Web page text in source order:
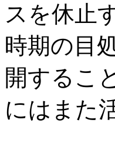
スを休止
時期の目
開するこ
にはまた